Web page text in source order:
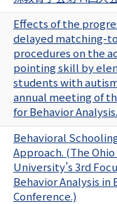
Effects of the
delayed matching-
procedures on the
pointing skill by
students with
annual meeting of
for Behavior
Behavioral
Approach. (The
University’s 3rd
Behavior Analysis in
Conference.)